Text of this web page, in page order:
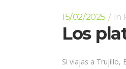
15/02/2025 In
Los
Si viajas a Trujillo,